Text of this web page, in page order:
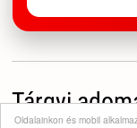
Oldalainkon és mobil
Tárgyi